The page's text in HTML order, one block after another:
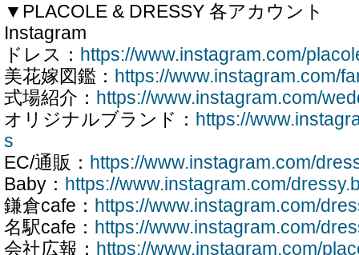
▼PLACOLE & DRESSY 各アカウント
Instagram
ドレス： https://www.instagram.com/
美花嫁図鑑： https://www.instagram.com/
式場紹介： https://www.instagram.com/
オリジナルブランド： https://
s
EC/通販： https://www.instagram.com/
Baby： https://www.instagram.com/
鎌倉cafe： https://www.instagram.com/
名駅cafe： https://www.instagram.com/
会社広報： https://www.instagram.com/